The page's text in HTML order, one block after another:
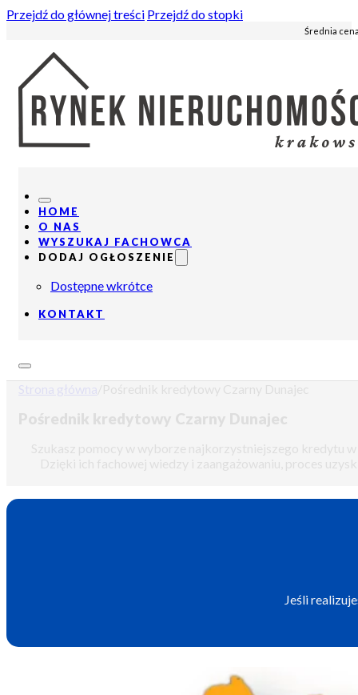
Przejdź do głównej treści Przejdź do stopki
Średnia
HOME
O NAS
WYSZUKAJ FACHOWCA
DODAJ OGŁOSZENIE
Dostępne wkrótce
KONTAKT
Jeśli